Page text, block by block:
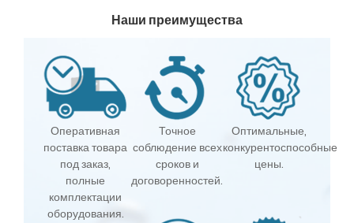
Наши преимущества
Оперативная
поставка товара
под заказ,
полные
комплектации
оборудования.
Точное
соблюдение всех
сроков и
договоренностей.
Оптимальные,
конкурентоспособные
цены.